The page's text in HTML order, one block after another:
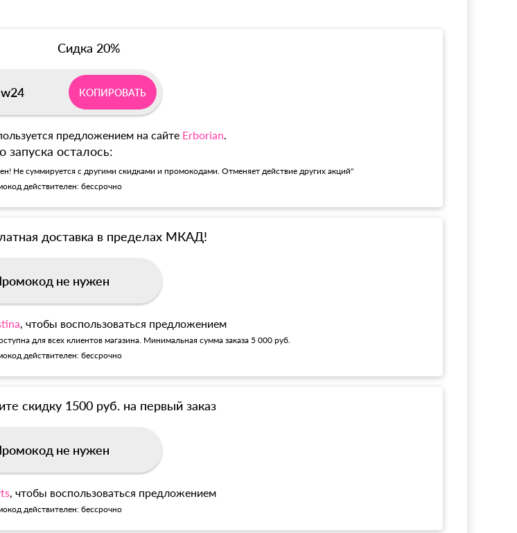
Сидка 20%
КОПИРОВАТЬ
предложением на сайте Erborian.
запуска осталось:
Не суммируется с другими скидками и промокодами. Отменяет действие других акций"
действителен: бессрочно
доставка в пределах МКАД!
не нужен
, чтобы воспользоваться предложением
для всех клиентов магазина. Минимальная сумма заказа 5 000 руб.
действителен: бессрочно
скидку 1500 руб. на первый заказ
не нужен
, чтобы воспользоваться предложением
действителен: бессрочно